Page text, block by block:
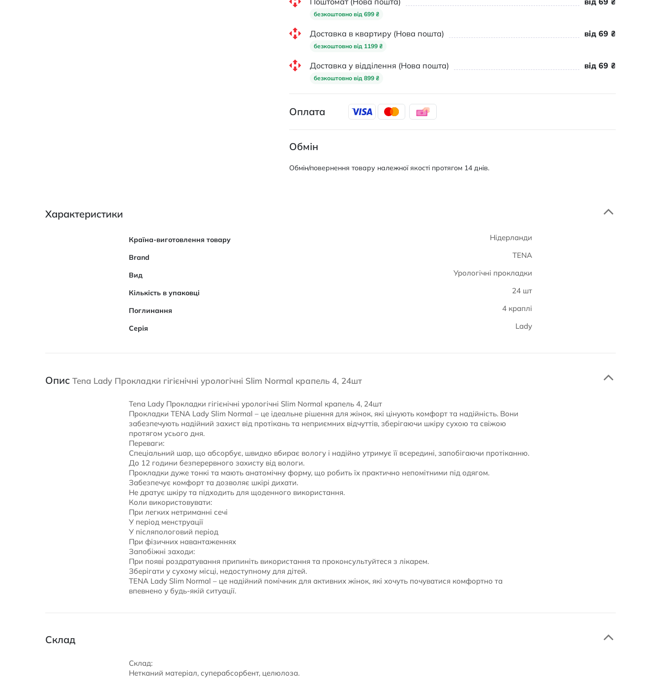
безкоштовно від 699 ₴
Доставка в квартиру (Нова пошта)
безкоштовно від 1199 ₴
від 69 ₴
Доставка у відділення (Нова пошта)
безкоштовно від 899 ₴
від 69 ₴
Оплата
Обмін
Обмін/повернення товару належної якості протягом 14 днів.
Характеристики
Характеристики
Країна-виготовлення товару Нідерланди
Brand TENA
Вид Урологічні прокладки
Кількість в упаковці 24 шт
Поглинання 4 краплі
Серія Lady
Опис Tena Lady Прокладки гігієнічні урологічні Slim Normal крапель 4, 24шт
Tena Lady Прокладки гігієнічні урологічні Slim Normal крапель 4, 24шт
Прокладки TENA Lady Slim Normal – це ідеальне рішення для жінок, які цінують комфорт та надійність. Вони
забезпечують надійний захист від протікань та неприємних відчуттів, зберігаючи шкіру сухою та свіжою
протягом усього дня.
Переваги:
Спеціальний шар, що абсорбує, швидко вбирає вологу і надійно утримує її всередині, запобігаючи протіканню.
До 12 години безперервного захисту від вологи.
Прокладки дуже тонкі та мають анатомічну форму, що робить їх практично непомітними під одягом.
Забезпечує комфорт та дозволяє шкірі дихати.
Не дратує шкіру та підходить для щоденного використання.
Коли використовувати:
При легких нетриманні сечі
У період менструації
У післяпологовий період
При фізичних навантаженнях
Запобіжні заходи:
При появі роздратування припиніть використання та проконсультуйтеся з лікарем.
Зберігати у сухому місці, недоступному для дітей.
TENA Lady Slim Normal – це надійний помічник для активних жінок, які хочуть почуватися комфортно та
впевнено у будь-якій ситуації.
Склад
Склад:
Нетканий матеріал, суперабсорбент, целюлоза.